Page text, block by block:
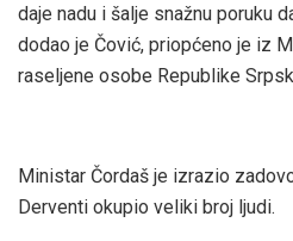
daje nadu i šalje snažnu poruku
dodao je Čović, priopćeno je iz
raseljene osobe Republike
Ministar Čordaš je izrazio
Derventi okupio veliki broj ljudi.